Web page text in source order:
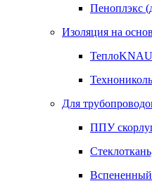
Пеноплэкс
Изоляция на
Технониколь
Для
ППУ